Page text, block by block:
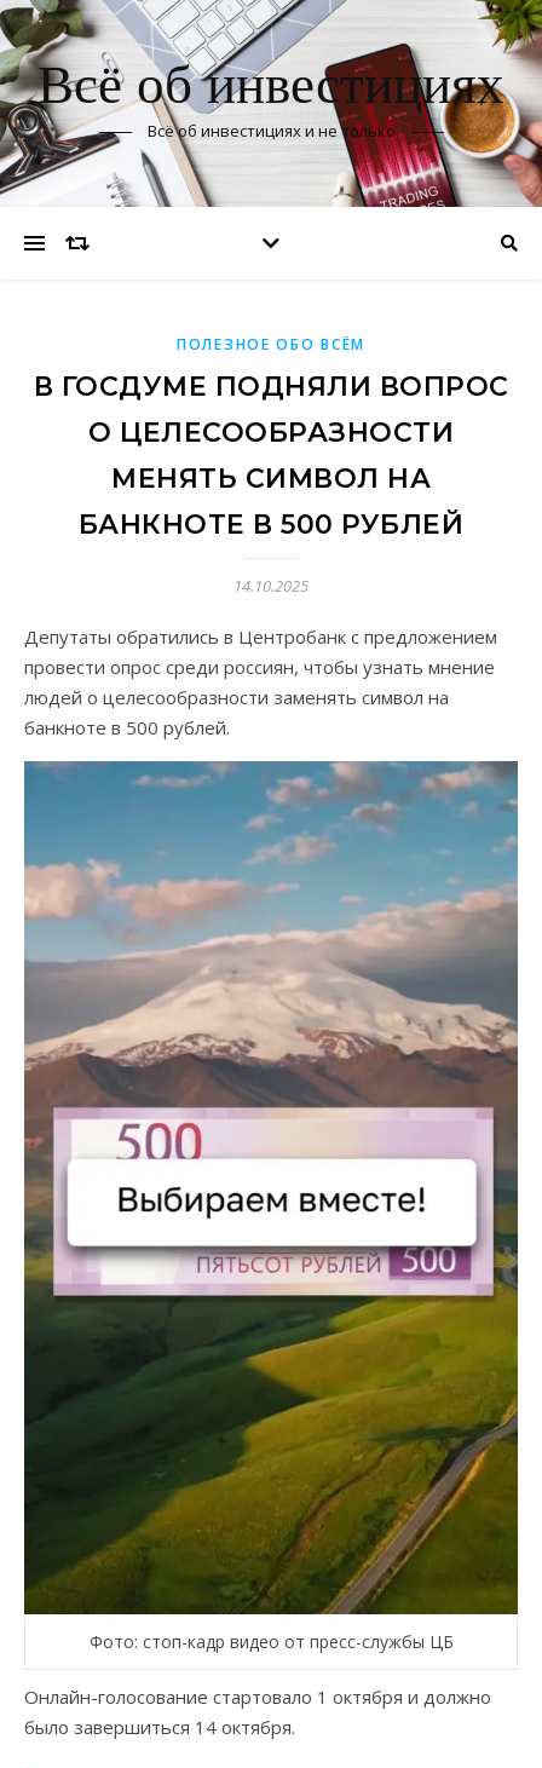
Всё об инвестициях
Всё об инвестициях и не только
ПОЛЕЗНОЕ ОБО ВСЁМ
В ГОСДУМЕ ПОДНЯЛИ ВОПРОС
О ЦЕЛЕСООБРАЗНОСТИ
МЕНЯТЬ СИМВОЛ НА
БАНКНОТЕ В 500 РУБЛЕЙ
14.10.2025
Депутаты обратились в Центробанк с предложением
провести опрос среди россиян, чтобы узнать мнение
людей о целесообразности заменять символ на
банкноте в 500 рублей.
Фото: стоп-кадр видео от пресс-службы ЦБ
Онлайн-голосование стартовало 1 октября и должно
было завершиться 14 октября.